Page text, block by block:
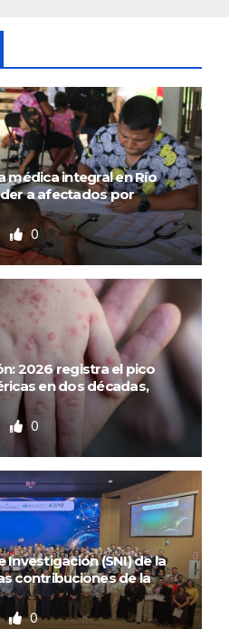
médica integral en Río
a afectados por
0
2026 registra el pico
en dos décadas,
0
Investigación (SNI) de la
contribuciones de la
0